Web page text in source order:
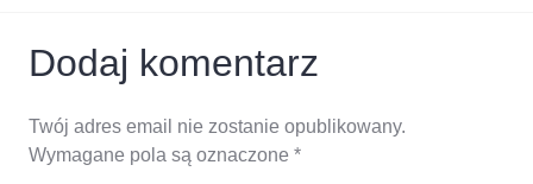
Dodaj komentarz
Twój adres email nie zostanie opublikowany.
Wymagane pola są oznaczone *